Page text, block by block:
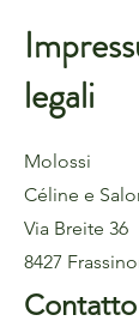
legali
Molossi
Céline e
Via Breite 36
8427
Contatto